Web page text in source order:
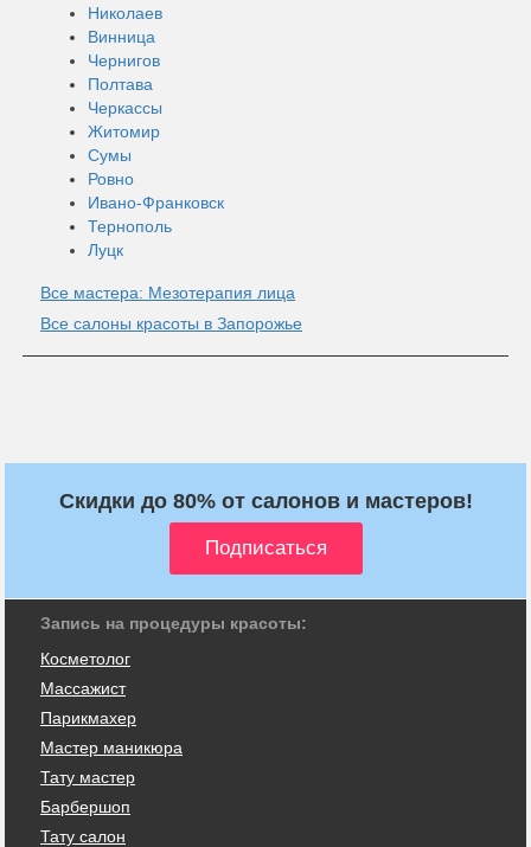
Николаев
Винница
Чернигов
Полтава
Черкассы
Житомир
Сумы
Ровно
Ивано-Франковск
Тернополь
Луцк
Все мастера: Мезотерапия лица
Все салоны красоты в Запорожье
Скидки до 80% от салонов и мастеров!
Запись на процедуры красоты:
Косметолог
Массажист
Парикмахер
Мастер маникюра
Тату мастер
Барбершоп
Тату салон